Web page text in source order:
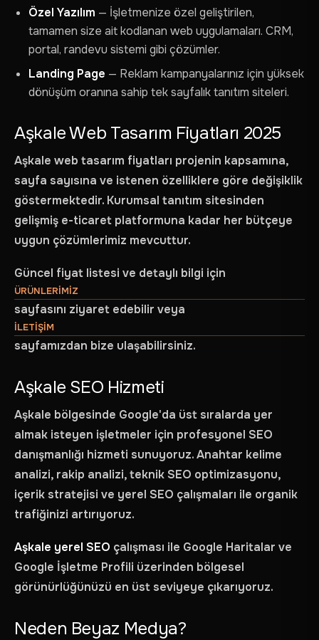
Özel Yazılım — İşletmenize özel geliştirilen,
tamamen size ait kodlanan web uygulamaları. CRM,
portal, randevu sistemi gibi çözümler.
Landing Page — Reklam kampanyalarınız için yüksek
dönüşüm oranına sahip tek sayfalık tanıtım siteleri.
Aşkale Web Tasarım Fiyatları 2025
Aşkale web tasarım fiyatları projenin kapsamına,
sayfa sayısına ve istenen özelliklere göre değişiklik
göstermektedir. Kurumsal tanıtım sitesinden
gelişmiş e-ticaret platformuna kadar her bütçeye
uygun çözümlerimiz mevcuttur.
Güncel fiyat listesi ve detaylı bilgi için
ÜRÜNLERIMIZ
sayfasını ziyaret edebilir veya
ILETIŞIM
sayfamızdan bize ulaşabilirsiniz.
Aşkale SEO Hizmeti
Aşkale bölgesinde Google'da üst sıralarda yer
almak isteyen işletmeler için profesyonel SEO
danışmanlığı hizmeti sunuyoruz. Anahtar kelime
analizi, rakip analizi, teknik SEO optimizasyonu,
içerik stratejisi ve yerel SEO çalışmaları ile organik
trafiğinizi artırıyoruz.
Aşkale yerel SEO çalışması ile Google Haritalar ve
Google İşletme Profili üzerinden bölgesel
görünürlüğünüzü en üst seviyeye çıkarıyoruz.
Neden Beyaz Medya?